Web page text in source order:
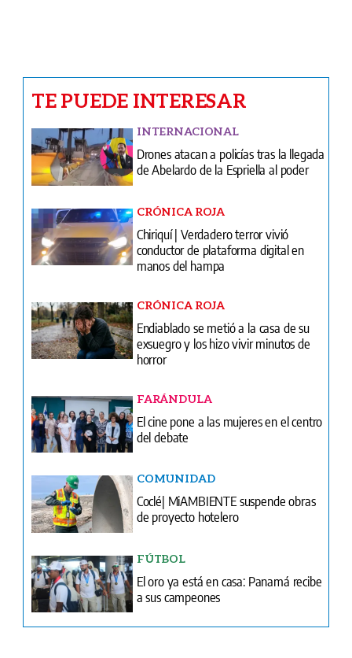
Drones atacan a policías tras la llegada
de Abelardo de la Espriella al poder
CRÓNICA ROJA
Chiriquí | Verdadero terror vivió
conductor de plataforma digital en
CRÓNICA ROJA
Endiablado se metió a la casa de su
exsuegro y los hizo vivir minutos de
FARÁNDULA
El cine pone a las mujeres en el centro
del debate
COMUNIDAD
Coclé| MiAMBIENTE suspende obras
de proyecto hotelero
FÚTBOL
El oro ya está en casa: Panamá recibe
a sus campeones